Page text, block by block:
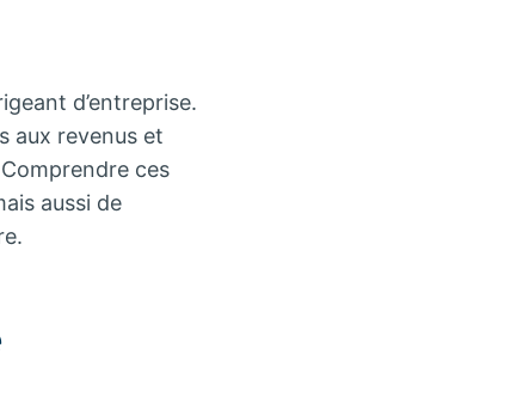
d’entreprise.
aux revenus et
ces
aussi de